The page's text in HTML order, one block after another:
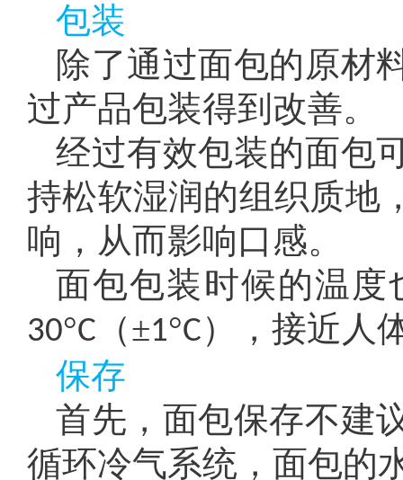
包装
除了通过面包的原材
过产品包装得到改善。
经过有效包装的面包
持松软湿润的组织质地
响，从而影响口感。
面包包装时候的温
30°C （±1°C），接近人
保存
首先，面包保存不建
循环冷气系统，面包的